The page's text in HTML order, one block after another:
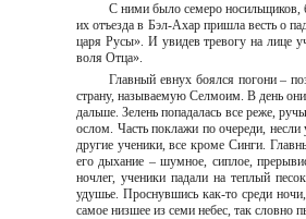
С ними было семеро носильщиков,
их отъезда в Бэл-Ахар пришла весть о
царя Русы». И увидев тревогу на лице
воля Отца».
Главный евнух боялся погони –
страну, называемую Селмоим. В день они
дальше. Зелень попадалась все реже,
ослом. Часть поклажи по очереди,
другие ученики, все кроме Синги.
его дыхание – шумное, сиплое,
ночлег, ученики падали на теплый
удушье. Проснувшись как-то среди
самое низшее из семи небес, так словно